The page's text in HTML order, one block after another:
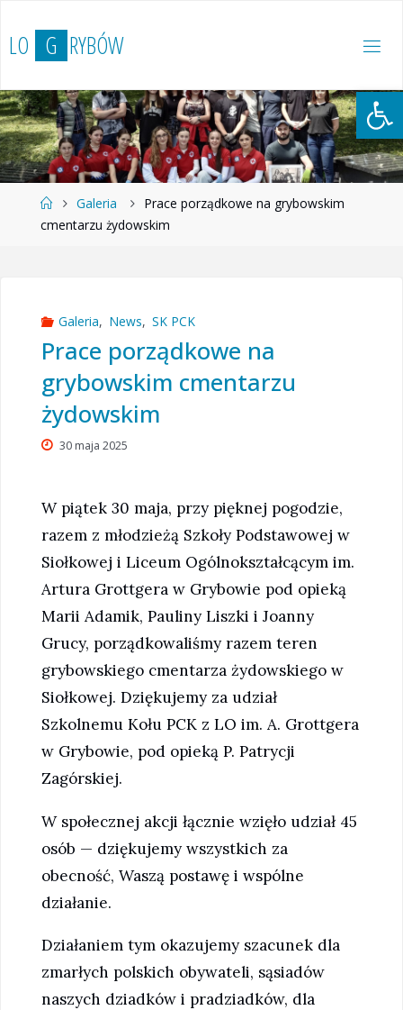
do
treści
LO G RYBÓW
Strona
główna
Galeria
Prace porządkowe na grybowskim
cmentarzu żydowskim
Galeria, News, SK PCK
Prace porządkowe na
grybowskim cmentarzu
żydowskim
30 maja 2025
W piątek 30 maja, przy pięknej pogodzie,
razem z młodzieżą Szkoły Podstawowej w
Siołkowej i Liceum Ogólnokształcącym im.
Artura Grottgera w Grybowie pod opieką
Marii Adamik, Pauliny Liszki i Joanny
Grucy, porządkowaliśmy razem teren
grybowskiego cmentarza żydowskiego w
Siołkowej. Dziękujemy za udział
Szkolnemu Kołu PCK z LO im. A. Grottgera
w Grybowie, pod opieką P. Patrycji
Zagórskiej.
W społecznej akcji łącznie wzięło udział 45
osób — dziękujemy wszystkich za
obecność, Waszą postawę i wspólne
działanie.
Działaniem tym okazujemy szacunek dla
zmarłych polskich obywateli, sąsiadów
naszych dziadków i pradziadków, dla